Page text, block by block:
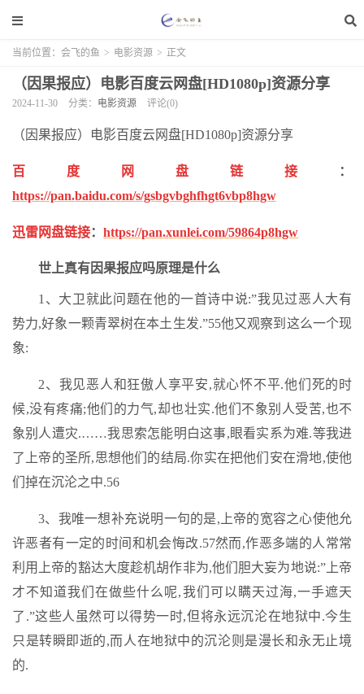
当前位置： 会飞的鱼 > 电影资源 > 正文
（因果报应）电影百度云网盘[HD1080p]资源分享
2024-11-30 分类： 电影资源 评论(0)
（因果报应）电影百度云网盘[HD1080p]资源分享
百度网盘链接
：
https://pan.baidu.com/s/gsbgvbghfhgt6vbp8hgw
迅雷网盘链接： https://pan.xunlei.com/59864p8hgw
世上真有因果报应吗原理是什么
1、大卫就此问题在他的一首诗中说:”我见过恶人大有
势力,好象一颗青翠树在本土生发.”55他又观察到这么一个现
象:
2、我见恶人和狂傲人享平安,就心怀不平.他们死的时
候,没有疼痛;他们的力气,却也壮实.他们不象别人受苦,也不
象别人遭灾.……我思索怎能明白这事,眼看实系为难.等我进
了上帝的圣所,思想他们的结局.你实在把他们安在滑地,使他
们掉在沉沦之中.56
3、我唯一想补充说明一句的是,上帝的宽容之心使他允
许恶者有一定的时间和机会悔改.57然而,作恶多端的人常常
利用上帝的豁达大度趁机胡作非为,他们胆大妄为地说:”上帝
才不知道我们在做些什么呢,我们可以瞒天过海,一手遮天
了.”这些人虽然可以得势一时,但将永远沉沦在地狱中.今生
只是转瞬即逝的,而人在地狱中的沉沦则是漫长和永无止境
的.